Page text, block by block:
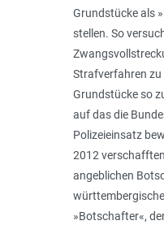
Grundstücke als
stellen. So
Strafverfahren zu
Grundstücke so
auf das die
Polizeieinsatz
2012
angeblichen
»Bot­schafter«,